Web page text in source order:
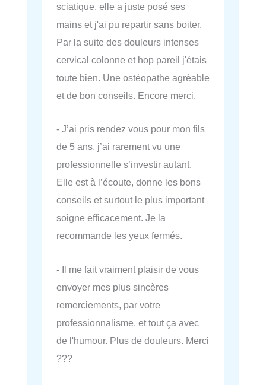
sciatique, elle a juste posé ses
mains et j'ai pu repartir sans boiter.
Par la suite des douleurs intenses
cervical colonne et hop pareil j'étais
toute bien. Une ostéopathe agréable
et de bon conseils. Encore merci.
- J’ai pris rendez vous pour mon fils
de 5 ans, j’ai rarement vu une
professionnelle s’investir autant.
Elle est à l’écoute, donne les bons
conseils et surtout le plus important
soigne efficacement. Je la
recommande les yeux fermés.
- Il me fait vraiment plaisir de vous
envoyer mes plus sincères
remerciements, par votre
professionnalisme, et tout ça avec
de l'humour. Plus de douleurs. Merci
???